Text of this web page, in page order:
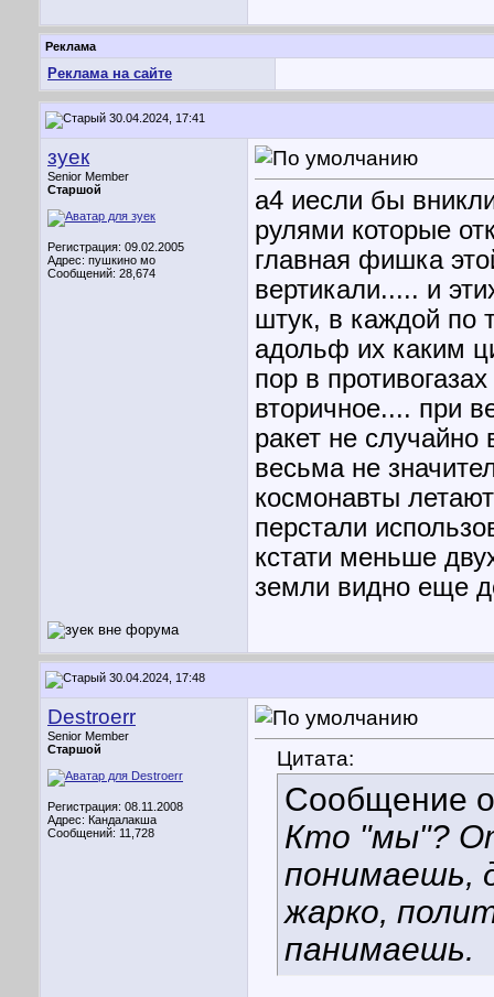
Реклама
Реклама на сайте
30.04.2024, 17:41
зуек
Senior Member
Старшой
Регистрация: 09.02.2005
Адрес: пушкино мо
Сообщений: 28,674
а4 иесли бы
рулями которые
главная фишка
вертикали..... и
штук, в каждой по
адольф их каким
пор в
вторичное.... при
ракет не
весьма не
космонавты
перстали
кстати меньше
земли видно еще
30.04.2024, 17:48
Destroerr
Senior Member
Старшой
Регистрация: 08.11.2008
Адрес: Кандалакша
Сообщений: 11,728
Цитата:
Сообщение
Кто "мы"?
понимаешь,
жарко,
панимаешь.